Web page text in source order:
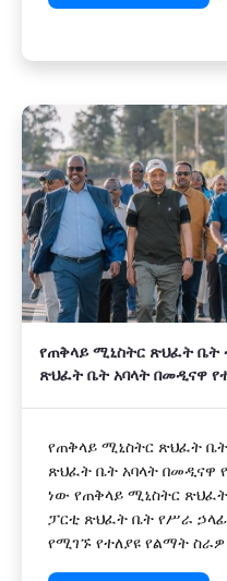
የጠቅላይ ሚኒስትር ጽህፈት ቤት
ጽህፈት ቤት አባላት በመዲናዋ
የጠቅላይ ሚኒስትር ጽህፈት
ጽህፈት ቤት አባላት በመዲናዋ
ነው የጠቅላይ ሚኒስትር
ፓርቲ ጽህፈት ቤት የሥራ
የሚገኙ የተለያዩ የልማት